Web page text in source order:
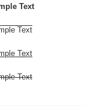
Text
Text
Text
Text